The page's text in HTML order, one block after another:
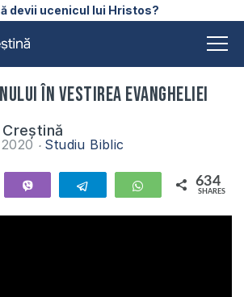
devii ucenicul lui Hristos?
în vestirea Evangheliei
Studiu Biblic
Telegram WhatsApp
634
SHARES